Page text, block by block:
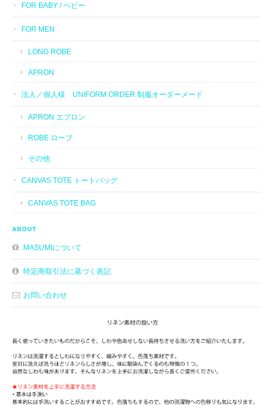
FOR BABY / ベビー
FOR MEN
LONG ROBE
APRON
法人／個人様 UNIFORM ORDER 制服オーダーメード
APRON エプロン
ROBE ローブ
その他
CANVAS TOTE トートバッグ
CANVAS TOTE BAG
ABOUT
MASUMIについて
特定商取引法に基づく表記
お問い合わせ